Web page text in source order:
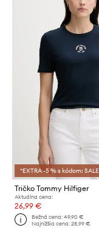
*EXTRA -5 % s kódom: SALE
Tričko Tommy Hilfiger
Aktuálna cena:
26,99 €
Bežná cena:49,90 €
Najnižšia cena:28,99 €